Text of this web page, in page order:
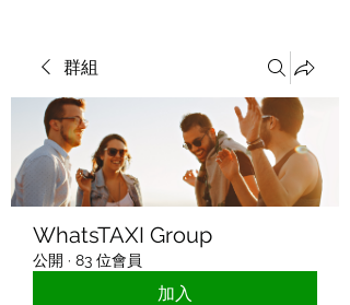
群組
WhatsTAXI Group
公開 · 83 位會員
加入